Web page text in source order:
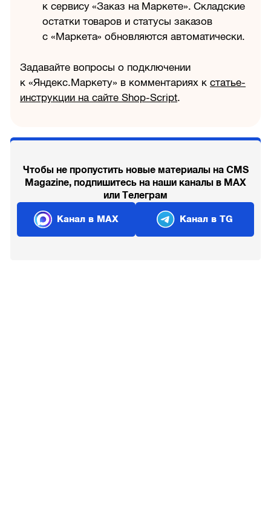
к сервису «Заказ на Маркете». Складские
остатки товаров и статусы заказов
с «Маркета» обновляются автоматически.
Задавайте вопросы о подключении
к «Яндекс.Маркету» в комментариях кстатье-
инструкции на сайте Shop-Script.
Чтобы не пропустить новые материалы на CMS
Magazine, подпишитесь на наши каналы в MAX
или Телеграм
Канал в MAX Канал в TG